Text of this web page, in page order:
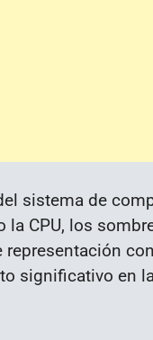
sistema de
CPU, los
significativo en